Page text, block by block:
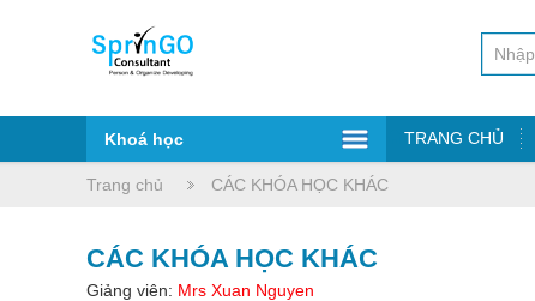
Khoá học TRANG CHỦ
Trang chủ CÁC KHÓA HỌC KHÁC
CÁC KHÓA HỌC KHÁC
Giảng viên: Mrs Xuan Nguyen